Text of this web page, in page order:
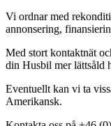
Vi ordnar med
annonsering,
Med stort kontaktnät
din Husbil mer lättsåld
Eventuellt kan vi ta
Amerikansk.